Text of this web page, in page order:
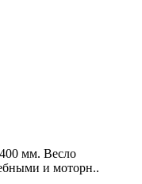
мм. Весло
и моторн..